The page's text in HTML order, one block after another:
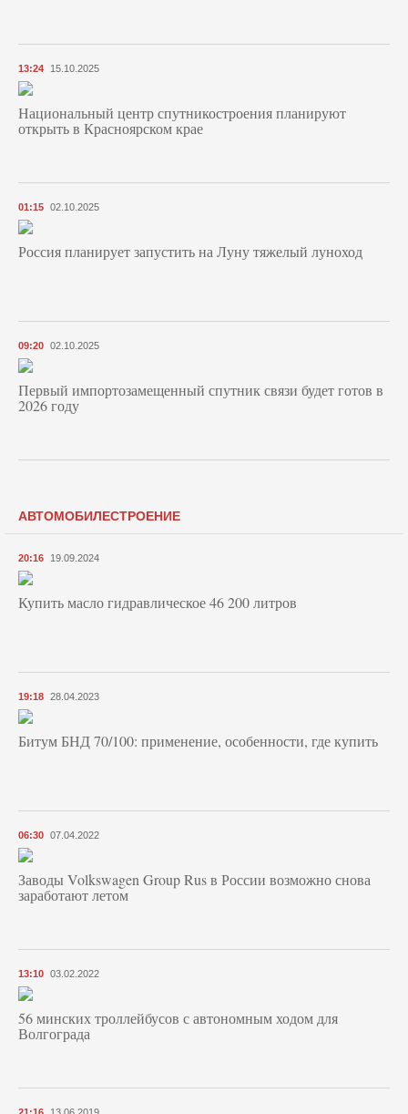
13:24 15.10.2025
Национальный центр спутникостроения планируют
открыть в Красноярском крае
01:15 02.10.2025
Россия планирует запустить на Луну тяжелый луноход
09:20 02.10.2025
Первый импортозамещенный спутник связи будет готов в
2026 году
АВТОМОБИЛЕСТРОЕНИЕ
20:16 19.09.2024
Купить масло гидравлическое 46 200 литров
19:18 28.04.2023
Битум БНД 70/100: применение, особенности, где купить
06:30 07.04.2022
Заводы Volkswagen Group Rus в России возможно снова
заработают летом
13:10 03.02.2022
56 минских троллейбусов с автономным ходом для
Волгограда
21:16 13.06.2019